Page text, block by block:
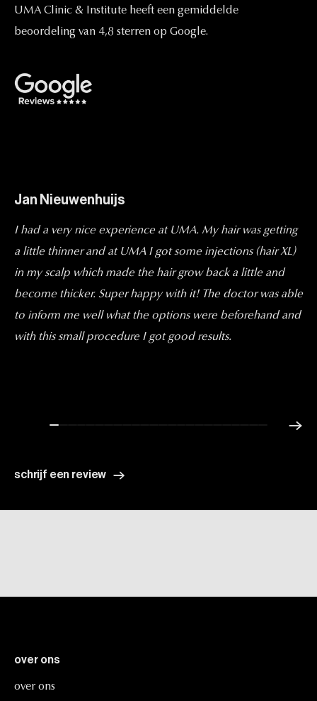
UMA Clinic & Institute heeft een gemiddelde
beoordeling van 4,8 sterren op Google.
Jan Nieuwenhuijs
I had a very nice experience at UMA. My hair was getting
a little thinner and at UMA I got some injections (hair XL)
in my scalp which made the hair grow back a little and
become thicker. Super happy with it! The doctor was able
to inform me well what the options were beforehand and
with this small procedure I got good results.
schrijf een review
over ons
over ons